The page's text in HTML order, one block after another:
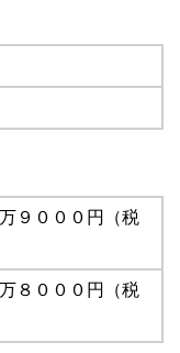
９０００円（税
８０００円（税